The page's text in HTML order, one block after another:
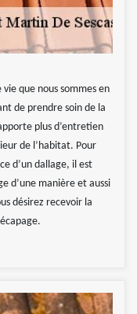
que nous sommes en
de prendre soin de la
plus d’entretien
de l’habitat. Pour
d’un dallage, il est
d’une manière et aussi
désirez recevoir la